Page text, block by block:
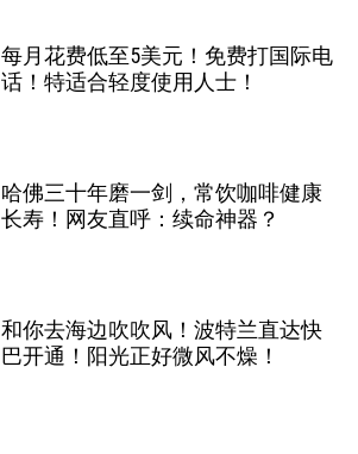
每月花费低至5美元！免费打国际电
话！特适合轻度使用人士！
哈佛三十年磨一剑，常饮咖啡健康
长寿！网友直呼：续命神器？
和你去海边吹吹风！波特兰直达快
巴开通！阳光正好微风不燥！